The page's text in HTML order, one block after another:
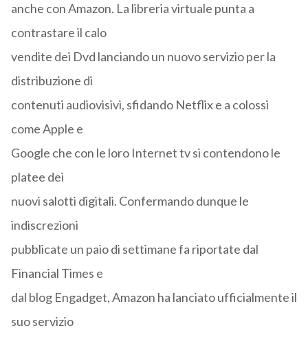
anche con Amazon. La libreria virtuale punta a
contrastare il calo
vendite dei Dvd lanciando un nuovo servizio per la
distribuzione di
contenuti audiovisivi, sfidando Netflix e a colossi
come Apple e
Google che con le loro Internet tv si contendono le
platee dei
nuovi salotti digitali. Confermando dunque le
indiscrezioni
pubblicate un paio di settimane fa riportate dal
Financial Times e
dal blog Engadget, Amazon ha lanciato ufficialmente il
suo servizio